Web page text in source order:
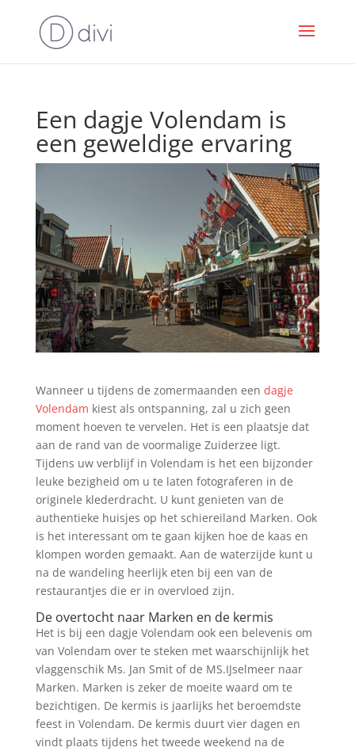
Een dagje Volendam is
een geweldige ervaring
Wanneer u tijdens de zomermaanden een dagje
Volendam kiest als ontspanning, zal u zich geen
moment hoeven te vervelen. Het is een plaatsje dat
aan de rand van de voormalige Zuiderzee ligt.
Tijdens uw verblijf in Volendam is het een bijzonder
leuke bezigheid om u te laten fotograferen in de
originele klederdracht. U kunt genieten van de
authentieke huisjes op het schiereiland Marken. Ook
is het interessant om te gaan kijken hoe de kaas en
klompen worden gemaakt. Aan de waterzijde kunt u
na de wandeling heerlijk eten bij een van de
restaurantjes die er in overvloed zijn.
De overtocht naar Marken en de kermis
Het is bij een dagje Volendam ook een belevenis om
van Volendam over te steken met waarschijnlijk het
vlaggenschik Ms. Jan Smit of de MS.IJselmeer naar
Marken. Marken is zeker de moeite waard om te
bezichtigen. De kermis is jaarlijks het beroemdste
feest in Volendam. De kermis duurt vier dagen en
vindt plaats tijdens het tweede weekend na de